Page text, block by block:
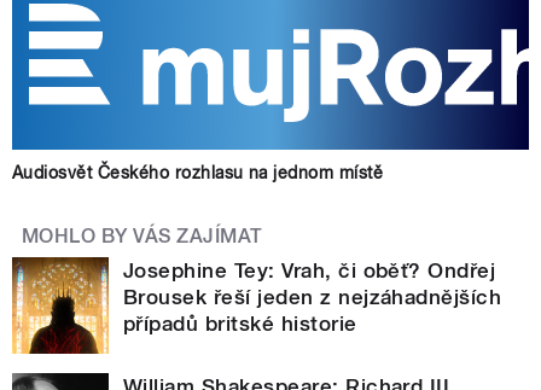
Audiosvět Českého rozhlasu na jednom místě
MOHLO BY VÁS ZAJÍMAT
Josephine Tey: Vrah, či oběť? Ondřej
Brousek řeší jeden z nejzáhadnějších
případů britské historie